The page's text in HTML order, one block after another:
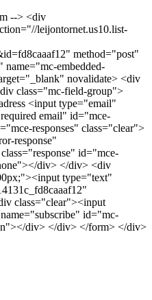
--> <div
leijontornet.us10.list-
method="post"
name="mc-embedded-
novalidate> <div
class="mc-field-group">
<input type="email"
email" id="mce-
responses" class="clear">
response"
id="mce-
div> </div> <div
type="text"
class="clear"><input
id="mc-
div> </div> </form> </div>